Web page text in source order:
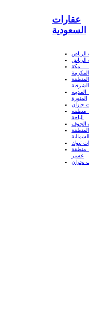
عقارات
السعودية
الرياض
الرياض
مكة
المكرمة
الشرقية
المنورة
جازان
منطقة
الباحة
الجوف
الشمالية
تبوك
منطقة
عسير
نجران